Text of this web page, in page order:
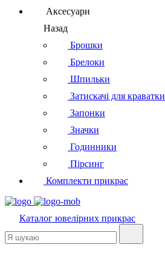
Аксесуари
Назад
Брошки
Брелоки
Шпильки
Затискачі для краватки
Запонки
Значки
Годинники
Пірсинг
Комплекти прикрас
Каталог ювелірних прикрас